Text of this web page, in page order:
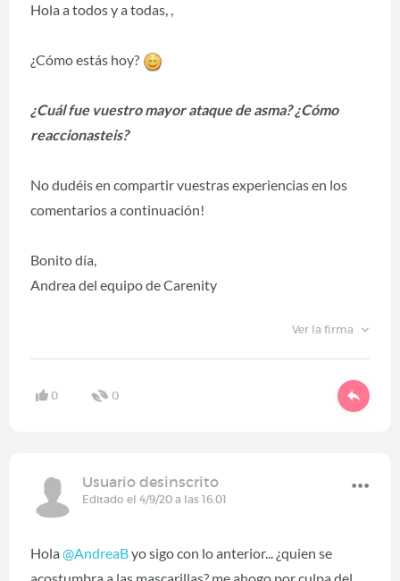
Hola a todos y a todas, ,
¿Cómo estás hoy?
¿Cuál fue vuestro mayor ataque de asma? ¿Cómo
reaccionasteis?
No dudéis en compartir vuestras experiencias en los
comentarios a continuación!
Bonito día,
Andrea del equipo de Carenity
Ver la firma
0 0
Usuario desinscrito
Editado el 4/9/20 a las 16:01
Hola @AndreaB‍ yo sigo con lo anterior... ¿quien se
acostumbra a las mascarillas? me ahogo por culpa del